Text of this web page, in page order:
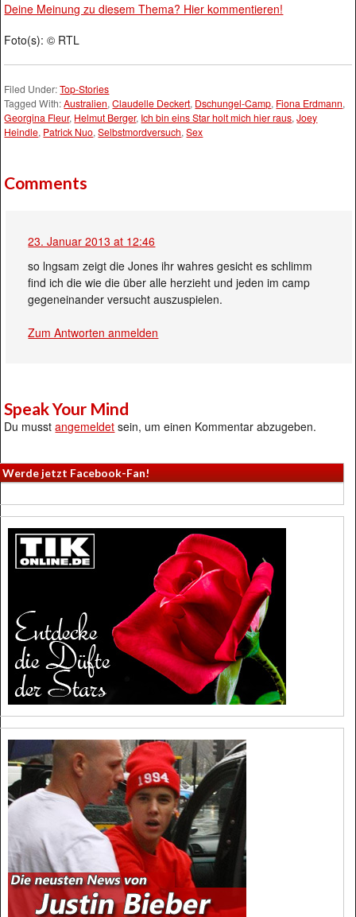
Deine Meinung zu diesem Thema? Hier kommentieren!
Foto(s): © RTL
Filed Under:Top-Stories
Tagged With:Australien,Claudelle Deckert, Dschungel-Camp, Fiona Erdmann,
Georgina Fleur, Helmut Berger, Ich bin eins Star holt mich hier raus,Joey
Heindle, Patrick Nuo,Selbstmordversuch,Sex
Comments
23. Januar 2013 at 12:46
so lngsam zeigt die Jones ihr wahres gesicht es schlimm
find ich die wie die über alle herzieht und jeden im camp
gegeneinander versucht auszuspielen.
Zum Antworten anmelden
Speak Your Mind
Du musstangemeldet sein, um einen Kommentar abzugeben.
Werde jetzt Facebook-Fan!